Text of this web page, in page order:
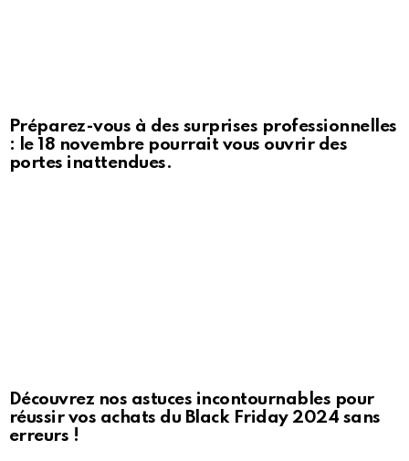
Préparez-vous à des surprises professionnelles
: le 18 novembre pourrait vous ouvrir des
portes inattendues.
Découvrez nos astuces incontournables pour
réussir vos achats du Black Friday 2024 sans
erreurs !